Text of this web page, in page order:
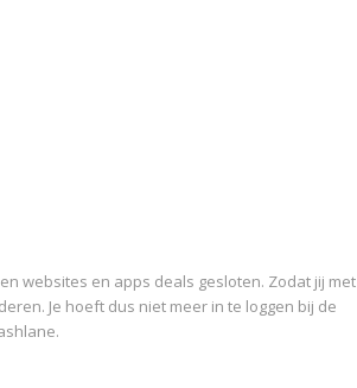
websites en apps deals gesloten. Zodat jij met
Je hoeft dus niet meer in te loggen bij de